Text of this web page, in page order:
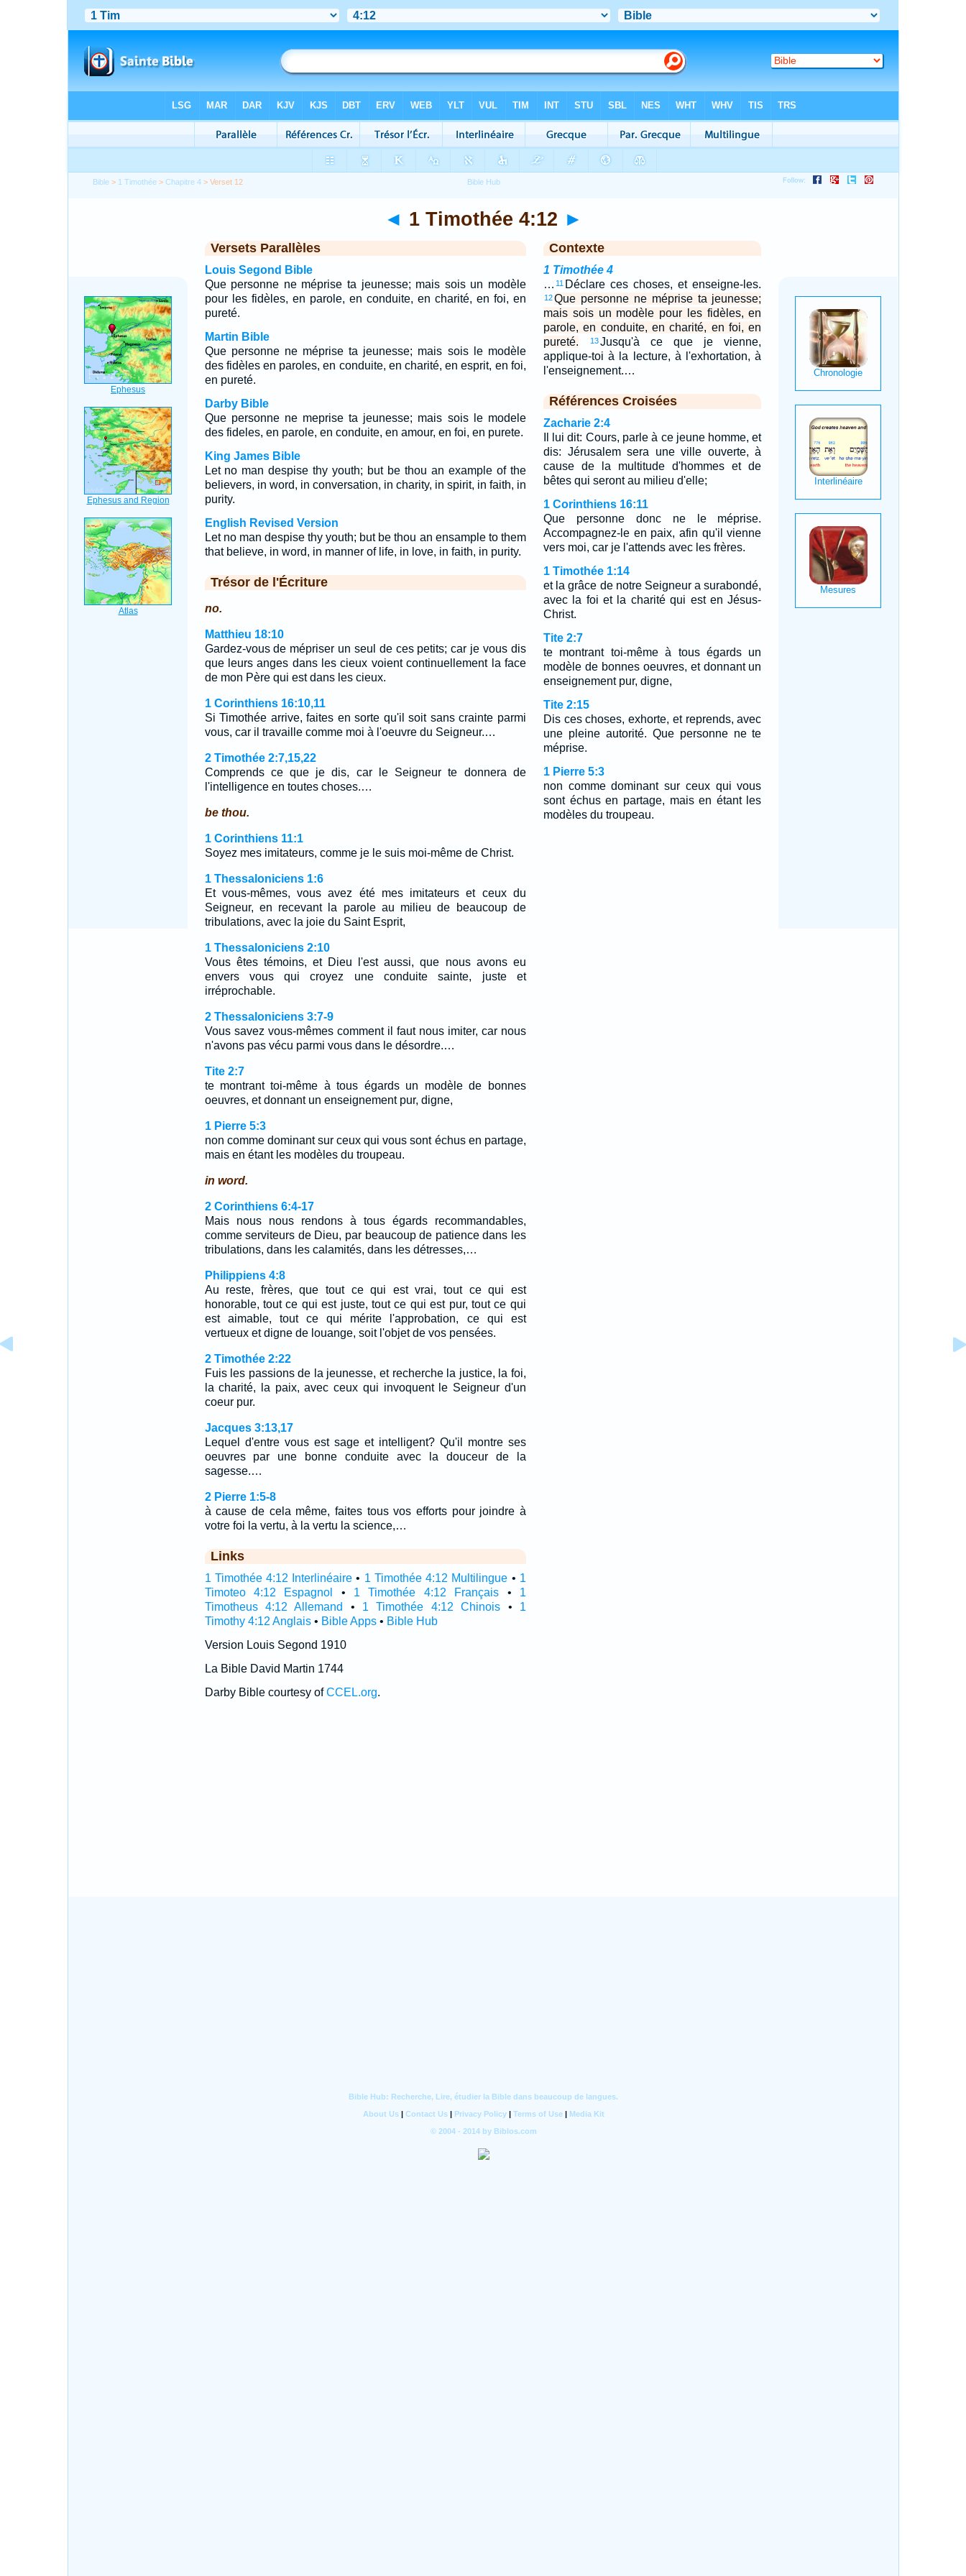
Bible > 1 Timothée >Chapitre 4 > Verset 12
◄ 1 Timothée 4:12 ►
Versets Parallèles
Louis Segond Bible
Que personne ne méprise ta jeunesse; mais sois un modèle
pour les fidèles, en parole, en conduite, en charité, en foi, en
pureté.
Martin Bible
Que personne ne méprise ta jeunesse; mais sois le modèle
des fidèles en paroles, en conduite, en charité, en esprit, en foi,
en pureté.
Darby Bible
Que personne ne meprise ta jeunesse; mais sois le modele
des fideles, en parole, en conduite, en amour, en foi, en purete.
King James Bible
Let no man despise thy youth; but be thou an example of the
believers, in word, in conversation, in charity, in spirit, in faith, in
purity.
English Revised Version
Let no man despise thy youth; but be thou an ensample to them
that believe, in word, in manner of life, in love, in faith, in purity.
Trésor de l'Écriture
no.
Matthieu 18:10
Gardez-vous de mépriser un seul de ces petits; car je vous dis
que leurs anges dans les cieux voient continuellement la face
de mon Père qui est dans les cieux.
1 Corinthiens 16:10,11
Si Timothée arrive, faites en sorte qu'il soit sans crainte parmi
vous, car il travaille comme moi à l'oeuvre du Seigneur.…
2 Timothée 2:7,15,22
Comprends ce que je dis, car le Seigneur te donnera de
l'intelligence en toutes choses.…
be thou.
1 Corinthiens 11:1
Soyez mes imitateurs, comme je le suis moi-même de Christ.
1 Thessaloniciens 1:6
Et vous-mêmes, vous avez été mes imitateurs et ceux du
Seigneur, en recevant la parole au milieu de beaucoup de
tribulations, avec la joie du Saint Esprit,
1 Thessaloniciens 2:10
Vous êtes témoins, et Dieu l'est aussi, que nous avons eu
envers vous qui croyez une conduite sainte, juste et
irréprochable.
2 Thessaloniciens 3:7-9
Vous savez vous-mêmes comment il faut nous imiter, car nous
n'avons pas vécu parmi vous dans le désordre.…
Tite 2:7
te montrant toi-même à tous égards un modèle de bonnes
oeuvres, et donnant un enseignement pur, digne,
1 Pierre 5:3
non comme dominant sur ceux qui vous sont échus en partage,
mais en étant les modèles du troupeau.
in word.
2 Corinthiens 6:4-17
Mais nous nous rendons à tous égards recommandables,
comme serviteurs de Dieu, par beaucoup de patience dans les
tribulations, dans les calamités, dans les détresses,…
Philippiens 4:8
Au reste, frères, que tout ce qui est vrai, tout ce qui est
honorable, tout ce qui est juste, tout ce qui est pur, tout ce qui
est aimable, tout ce qui mérite l'approbation, ce qui est
vertueux et digne de louange, soit l'objet de vos pensées.
2 Timothée 2:22
Fuis les passions de la jeunesse, et recherche la justice, la foi,
la charité, la paix, avec ceux qui invoquent le Seigneur d'un
coeur pur.
Jacques 3:13,17
Lequel d'entre vous est sage et intelligent? Qu'il montre ses
oeuvres par une bonne conduite avec la douceur de la
sagesse.…
2 Pierre 1:5-8
à cause de cela même, faites tous vos efforts pour joindre à
votre foi la vertu, à la vertu la science,…
Links
1 Timothée 4:12 Interlinéaire • 1 Timothée 4:12 Multilingue • 1
Timoteo 4:12 Espagnol
• 1 Timothée 4:12 Français • 1
Timotheus 4:12 Allemand
• 1 Timothée 4:12 Chinois • 1
Timothy 4:12 Anglais• Bible Apps• Bible Hub
Version Louis Segond 1910
La Bible David Martin 1744
Darby Bible courtesy ofCCEL.org.
Contexte
1 Timothée 4
… 11 Déclare ces choses, et enseigne-les.
12Que personne ne méprise ta jeunesse;
mais sois un modèle pour les fidèles, en
parole, en conduite, en charité, en foi, en
pureté.
13Jusqu'à ce que je vienne,
applique-toi à la lecture, à l'exhortation, à
l'enseignement.…
Références Croisées
Zacharie 2:4
Il lui dit: Cours, parle à ce jeune homme, et
dis: Jérusalem sera une ville ouverte, à
cause de la multitude d'hommes et de
bêtes qui seront au milieu d'elle;
1 Corinthiens 16:11
Que personne donc ne le méprise.
Accompagnez-le en paix, afin qu'il vienne
vers moi, car je l'attends avec les frères.
1 Timothée 1:14
et la grâce de notre Seigneur a surabondé,
avec la foi et la charité qui est en Jésus-
Christ.
Tite 2:7
te montrant toi-même à tous égards un
modèle de bonnes oeuvres, et donnant un
enseignement pur, digne,
Tite 2:15
Dis ces choses, exhorte, et reprends, avec
une pleine autorité. Que personne ne te
méprise.
1 Pierre 5:3
non comme dominant sur ceux qui vous
sont échus en partage, mais en étant les
modèles du troupeau.